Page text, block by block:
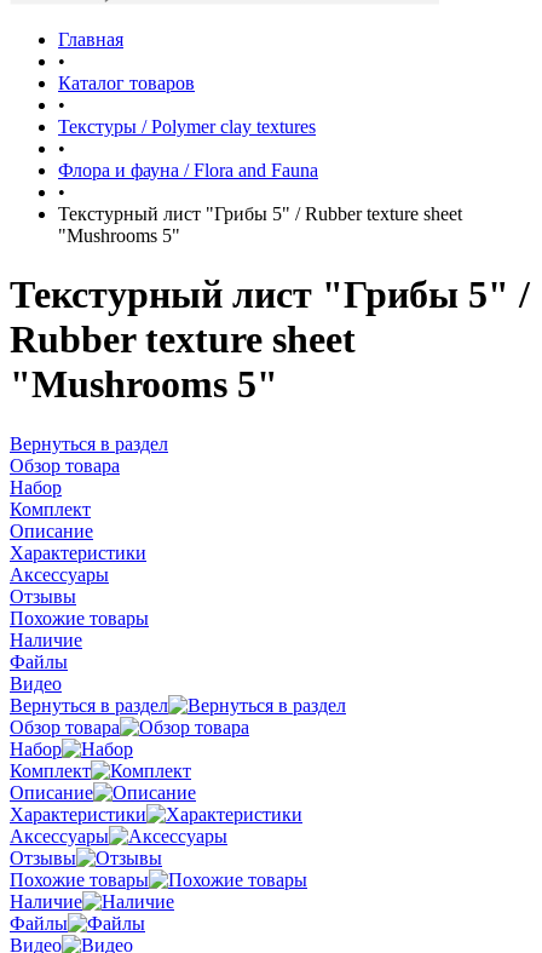
Главная
•
Каталог товаров
•
Текстуры / Polymer clay textures
•
Флора и фауна / Flora and Fauna
•
Текстурный лист "Грибы 5" / Rubber texture sheet
"Mushrooms 5"
Текстурный лист "Грибы 5" /
Rubber texture sheet
"Mushrooms 5"
Вернуться в раздел
Обзор товара
Набор
Комплект
Описание
Характеристики
Аксессуары
Отзывы
Похожие товары
Наличие
Файлы
Видео
Вернуться в раздел
Обзор товара
Набор
Комплект
Описание
Характеристики
Аксессуары
Отзывы
Похожие товары
Наличие
Файлы
Видео